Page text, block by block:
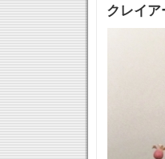
クレイ